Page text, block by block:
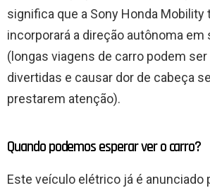
significa que a Sony Honda Mobility
incorporará a direção autônoma
(longas viagens de carro podem
divertidas e causar dor de cabeça
prestarem atenção).
Quando podemos esperar ver o carro?
Este veículo elétrico já é anunciado